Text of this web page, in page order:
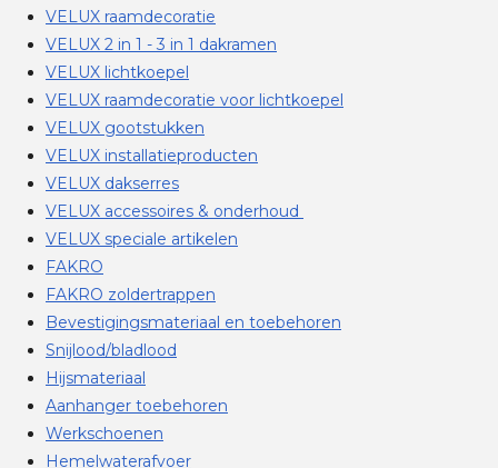
VELUX raamdecoratie
VELUX 2 in 1 - 3 in 1 dakramen
VELUX lichtkoepel
VELUX raamdecoratie voor lichtkoepel
VELUX gootstukken
VELUX installatieproducten
VELUX dakserres
VELUX accessoires & onderhoud
VELUX speciale artikelen
FAKRO
FAKRO zoldertrappen
Bevestigingsmateriaal en toebehoren
Snijlood/bladlood
Hijsmateriaal
Aanhanger toebehoren
Werkschoenen
Hemelwaterafvoer